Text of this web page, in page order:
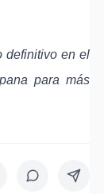
definitivo en el
para más